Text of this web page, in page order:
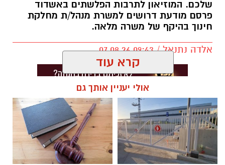
שלכם. המוזיאון לתרבות הפלשתים באשדוד
פרסם מודעת דרושים למשרת מנהל/ת מחלקת
חינוך בהיקף של משרה מלאה.
אלדה נתנאל / 09:43 07.08.26
תגים:דרושים באשדוד
קרא עוד
אולי יעניין אותך גם